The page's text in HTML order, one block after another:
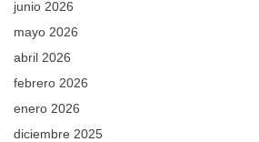
junio 2026
mayo 2026
abril 2026
febrero 2026
enero 2026
diciembre 2025